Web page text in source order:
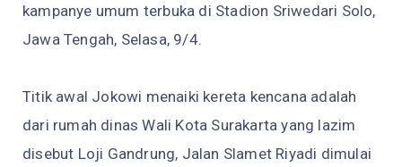
kampanye umum terbuka di Stadion Sriwedari Solo,
Jawa Tengah, Selasa, 9/4.
Titik awal Jokowi menaiki kereta kencana adalah
dari rumah dinas Wali Kota Surakarta yang lazim
disebut Loji Gandrung, Jalan Slamet Riyadi dimulai